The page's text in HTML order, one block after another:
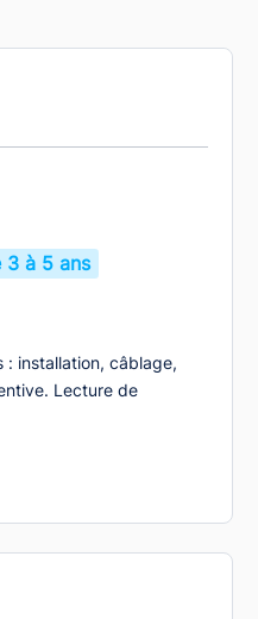
3 à 5 ans
: installation, câblage,
Lecture de